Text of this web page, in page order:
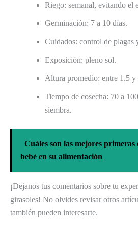
Riego: semanal, evitando el
Germinación: 7 a 10 días.
Cuidados: control de plagas
Exposición: pleno sol.
Altura promedio: entre 1.5 y
Tiempo de cosecha: 70 a
siembra.
Cuáles son las mejores
bebé en su alimentación
¡Dejanos tus comentarios sobre tu
girasoles! No olvides revisar otros
también pueden interesarte.